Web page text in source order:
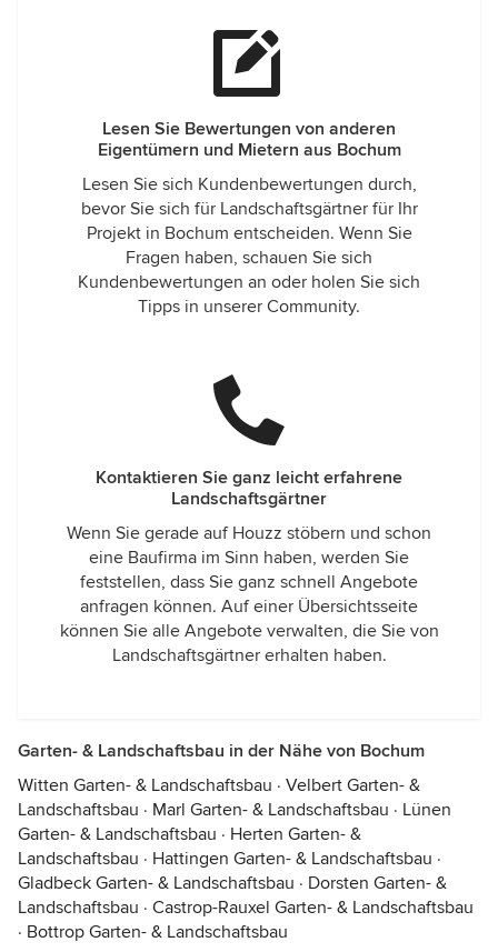
Lesen Sie Bewertungen von anderen
Eigentümern und Mietern aus Bochum
Lesen Sie sich Kundenbewertungen durch,
bevor Sie sich für Landschaftsgärtner für Ihr
Projekt in Bochum entscheiden. Wenn Sie
Fragen haben, schauen Sie sich
Kundenbewertungen an oder holen Sie sich
Tipps in unserer Community.
Kontaktieren Sie ganz leicht erfahrene
Landschaftsgärtner
Wenn Sie gerade auf Houzz stöbern und schon
eine Baufirma im Sinn haben, werden Sie
feststellen, dass Sie ganz schnell Angebote
anfragen können. Auf einer Übersichtsseite
können Sie alle Angebote verwalten, die Sie von
Landschaftsgärtner erhalten haben.
Garten- & Landschaftsbau in der Nähe von Bochum
Witten Garten- & Landschaftsbau · Velbert Garten- &
Landschaftsbau · Marl Garten- & Landschaftsbau · Lünen
Garten- & Landschaftsbau · Herten Garten- &
Landschaftsbau · Hattingen Garten- & Landschaftsbau ·
Gladbeck Garten- & Landschaftsbau · Dorsten Garten- &
Landschaftsbau · Castrop-Rauxel Garten- & Landschaftsbau
· Bottrop Garten- & Landschaftsbau